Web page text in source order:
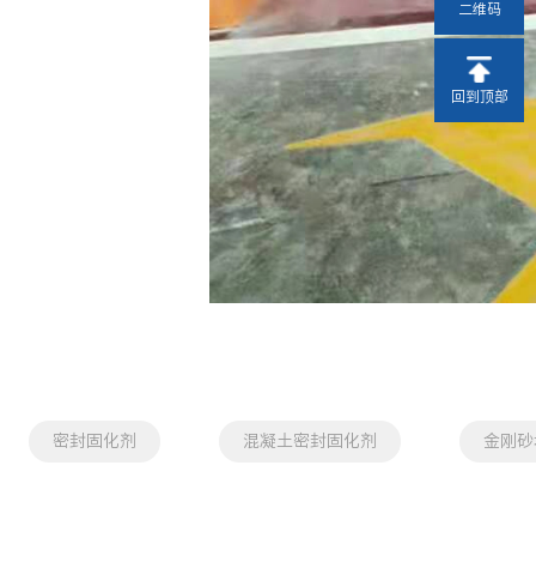
密封固化剂 混凝土密封固化剂 金刚
二维码
回到顶部